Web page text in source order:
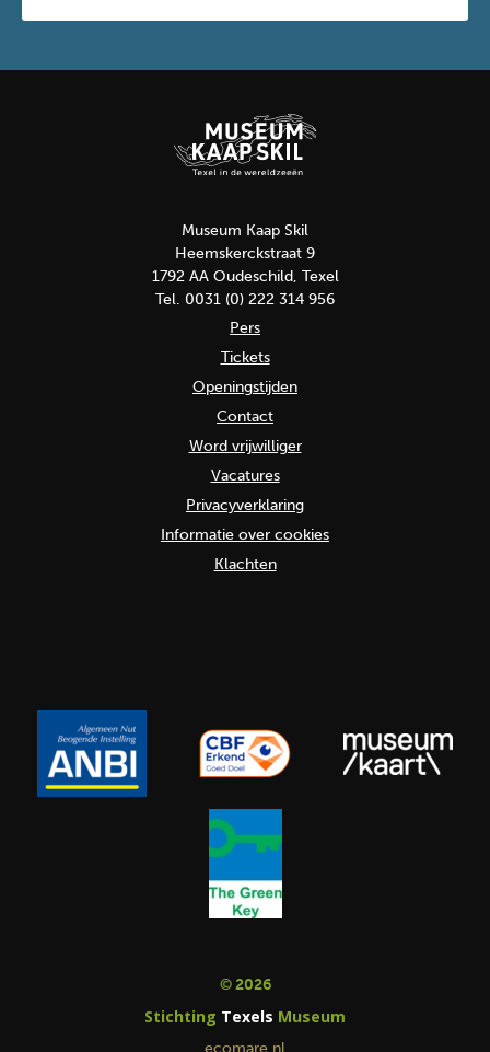
Museum Kaap Skil
Heemskerckstraat 9
1792 AA Oudeschild, Texel
Tel. 0031 (0) 222 314 956
Pers
Tickets
Openingstijden
Contact
Word vrijwilliger
Vacatures
Privacyverklaring
Informatie over cookies
Klachten
© 2026
Stichting Texels Museum
ecomare.nl